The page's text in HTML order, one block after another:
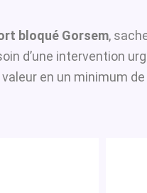
bloqué Gorsem,
d’une intervention
en un minimum